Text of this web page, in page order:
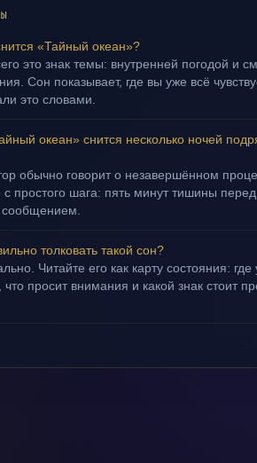
«Тайный океан»?
это знак темы: внутренней погодой и
Сон показывает, где вы уже всё
это словами.
океан» снится несколько ночей
обычно говорит о незавершённом
с простого шага: пять минут тишины
толковать такой сон?
Читайте его как карту состояния: где
что просит внимания и какой знак стоит